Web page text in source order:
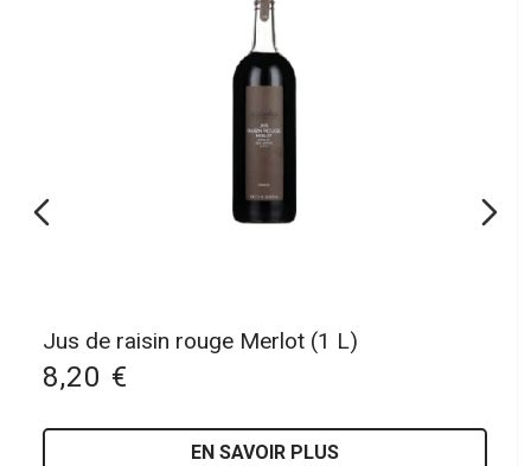
Jus de raisin blanc Sauvignon (1 L)
7,50 €
EN SAVOIR PLUS